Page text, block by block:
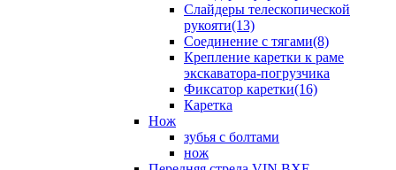
Слайдеры телескопической
рукояти(13)
Соединение с тягами(8)
Крепление каретки к раме
экскаватора-погрузчика
Фиксатор каретки(16)
Каретка
Нож
зубья с болтами
нож